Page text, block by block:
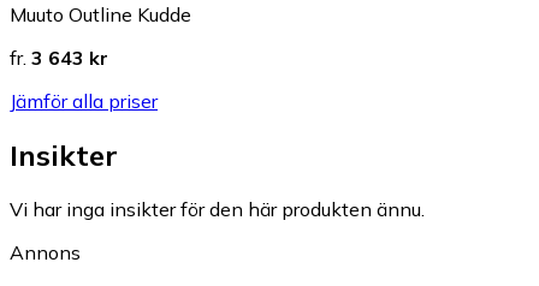
Muuto Outline Kudde
fr. 3 643 kr
Jämför alla priser
Insikter
Vi har inga insikter för den här produkten ännu.
Annons